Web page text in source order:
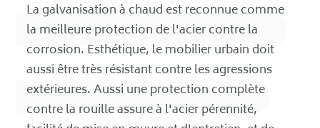
La galvanisation à chaud est reconnue comme
la meilleure protection de l'acier contre la
corrosion. Esthétique, le mobilier urbain doit
aussi être très résistant contre les agressions
extérieures. Aussi une protection complète
contre la rouille assure à l'acier pérennité,